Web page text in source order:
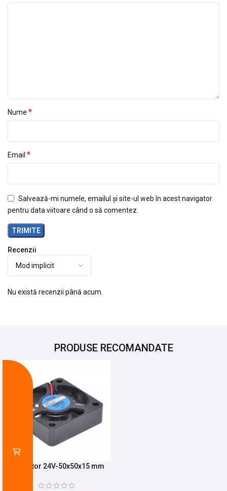
Recenzii
Nu există recenzii până acum.
Nume *
Email *
Salvează-mi numele, emailul și site-ul web în acest navigator
pentru data viitoare când o să comentez.
PRODUSE RECOMANDATE
Ventilator 24V-50x50x15 mm